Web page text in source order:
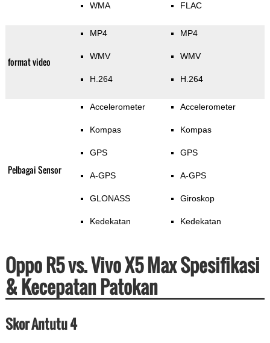
WMA FLAC
format video
MP4
WMV
H.264
MP4
WMV
H.264
Pelbagai Sensor
Accelerometer
Kompas
GPS
A-GPS
GLONASS
Kedekatan
Accelerometer
Kompas
GPS
A-GPS
Giroskop
Kedekatan
Oppo R5 vs. Vivo X5 Max Spesifikasi
& Kecepatan Patokan
Skor Antutu 4